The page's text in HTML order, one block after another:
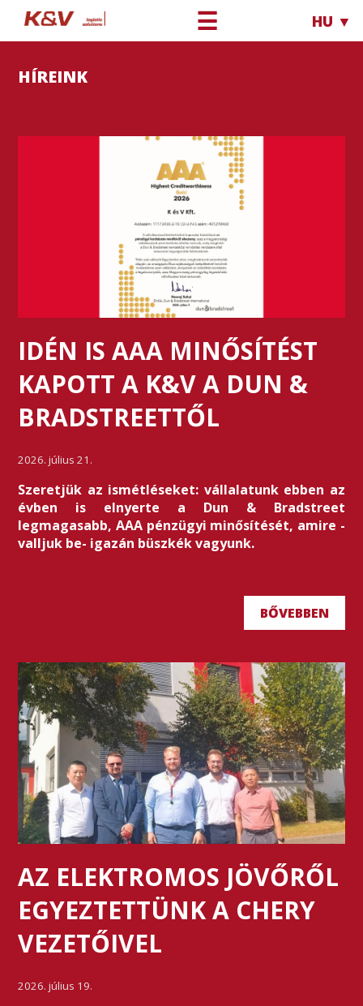
☰ HU ▼
HÍREINK
IDÉN IS AAA MINŐSÍTÉST
KAPOTT A K&V A DUN &
BRADSTREETTŐL
2026. július 21.
Szeretjük az ismétléseket: vállalatunk ebben az
évben is elnyerte a Dun & Bradstreet
legmagasabb, AAA pénzügyi minősítését, amire -
valljuk be- igazán büszkék vagyunk.
BŐVEBBEN
AZ ELEKTROMOS JÖVŐRŐL
EGYEZTETTÜNK A CHERY
VEZETŐIVEL
2026. július 19.